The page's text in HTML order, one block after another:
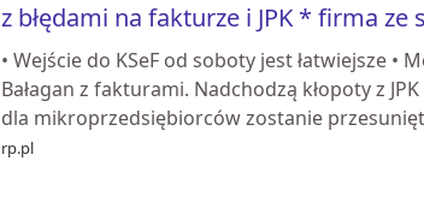
z błędami na fakturze i JPK * firma ze
• Wejście do KSeF od soboty jest łatwiejsze •
Bałagan z fakturami. Nadchodzą kłopoty z
dla mikroprzedsiębiorców zostanie
rp.pl